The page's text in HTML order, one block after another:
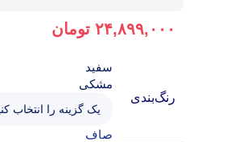
۲۴,۸۹۹,۰۰۰ تومان
رنگ‌بندی
سفید
مشکی
صاف